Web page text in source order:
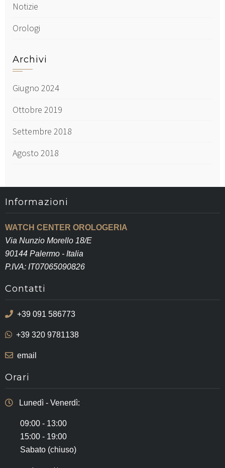
Notizie
Orologi
Archivi
Giugno 2024
Ottobre 2019
Settembre 2018
Agosto 2018
Informazioni
WATCH CENTER OROLOGERIA
Via Nunzio Morello 18/E
90144 Palermo - Italia
P.IVA: IT07065090826
Contatti
+39 091 586773
+39 320 9781138
email
Orari
Lunedì - Venerdì:
09:00 - 13:00
15:00 - 19:00
Sabato (chiuso)